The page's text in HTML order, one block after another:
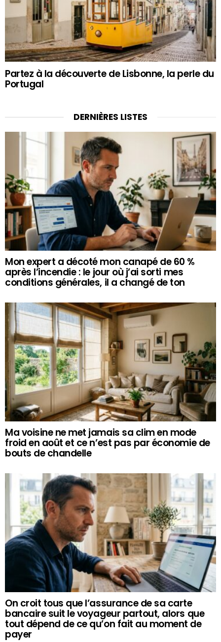
Partez à la découverte de Lisbonne, la perle du
Portugal
DERNIÈRES LISTES
Mon expert a décoté mon canapé de 60 %
après l’incendie : le jour où j’ai sorti mes
conditions générales, il a changé de ton
Ma voisine ne met jamais sa clim en mode
froid en août et ce n’est pas par économie de
bouts de chandelle
On croit tous que l’assurance de sa carte
bancaire suit le voyageur partout, alors que
tout dépend de ce qu’on fait au moment de
payer